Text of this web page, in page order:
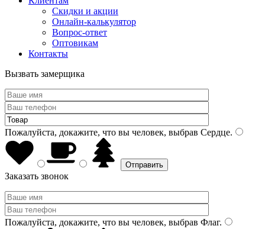
Скидки и акции
Онлайн-калькулятор
Вопрос-ответ
Оптовикам
Контакты
Вызвать замерщика
Пожалуйста, докажите, что вы человек, выбрав Сердце.
Заказать звонок
Пожалуйста, докажите, что вы человек, выбрав Флаг.